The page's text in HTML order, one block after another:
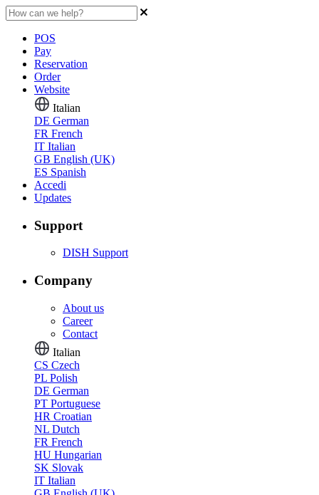
POS
Pay
Reservation
Order
Website
Italian
DE German
FR French
IT Italian
GB English (UK)
ES Spanish
Accedi
Updates
Support
DISH Support
Company
About us
Career
Contact
Italian
CS Czech
PL Polish
DE German
PT Portuguese
HR Croatian
NL Dutch
FR French
HU Hungarian
SK Slovak
IT Italian